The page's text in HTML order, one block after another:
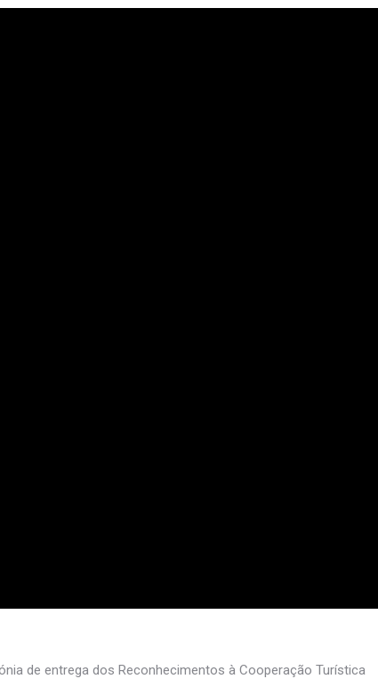
de entrega dos Reconhecimentos à Cooperação Turística